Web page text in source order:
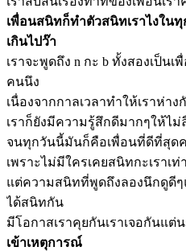
เพื่อนสนิทก็ทำตัวสนิทเราไงในทุ
เกินไปว๊า
เราจะพูดถึง n กะ b ทั้งสองเป็
คนนึง
เนื่องจากกาลเวลาทำให้เราห่
เราก็ยังมีความรู้สึกดีมากๆให้ไม่
จนทุกวันนี้มันก็คือเพื่อนที่ดีที่สุดค
เพราะไม่มีใครเคยสนิทกะเราเท่
แต่ความสนิทที่พูดถึงลองนึกดูดี
ได้สนิทกัน
มีโอกาสเราคุยกันเราเจอกันแต่
เข้าเหตุการณ์